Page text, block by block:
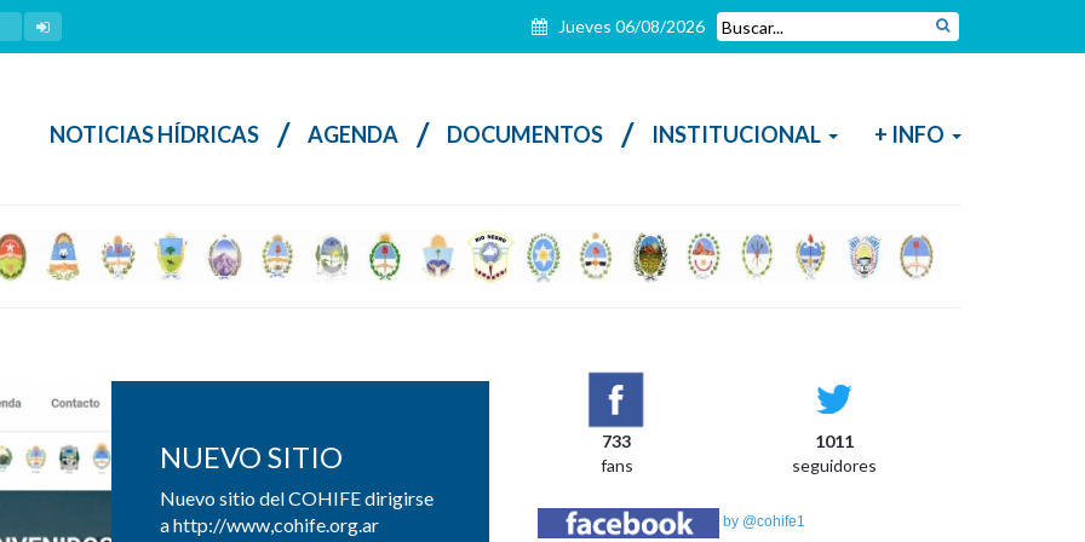
Jueves 06/08/2026
NOTICIAS HÍDRICAS / AGENDA / DOCUMENTOS / INSTITUCIONAL + INFO
NUEVO SITIO
Nuevo sitio del COHIFE dirigirse
a http://www,cohife.org.ar
733
1011
fans
seguidores
by @cohife1